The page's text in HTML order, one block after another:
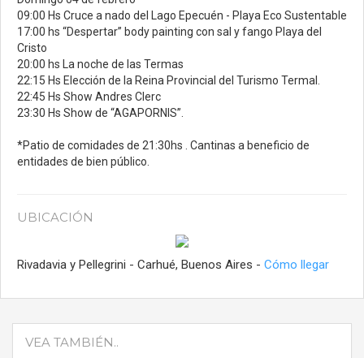
09:00 Hs Cruce a nado del Lago Epecuén - Playa Eco Sustentable
17:00 hs “Despertar” body painting con sal y fango Playa del
Cristo
20:00 hs La noche de las Termas
22:15 Hs Elección de la Reina Provincial del Turismo Termal.
22:45 Hs Show Andres Clerc
23:30 Hs Show de “AGAPORNIS”.
*Patio de comidades de 21:30hs . Cantinas a beneficio de
entidades de bien público.
UBICACIÓN
Rivadavia y Pellegrini - Carhué, Buenos Aires - Cómo llegar
VEA TAMBIÉN..